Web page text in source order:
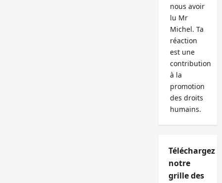
nous avoir
lu Mr
Michel. Ta
réaction
est une
contribution
à la
promotion
des droits
humains.
Téléchargez
notre
grille des